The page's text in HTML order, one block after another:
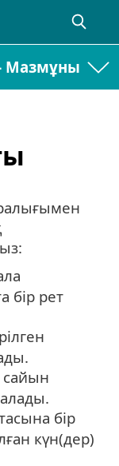
Мазмұны
бір рет
сайын
бір
күн(дер)